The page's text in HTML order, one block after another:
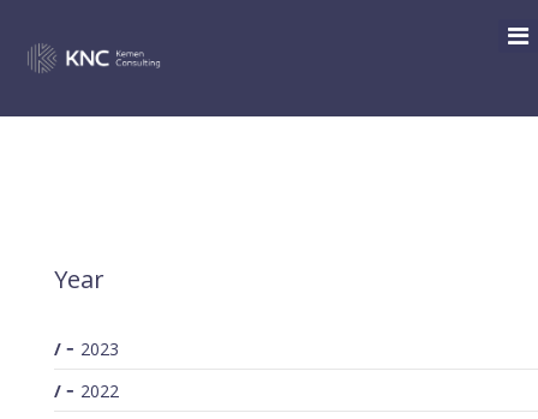
Year
2023
2022